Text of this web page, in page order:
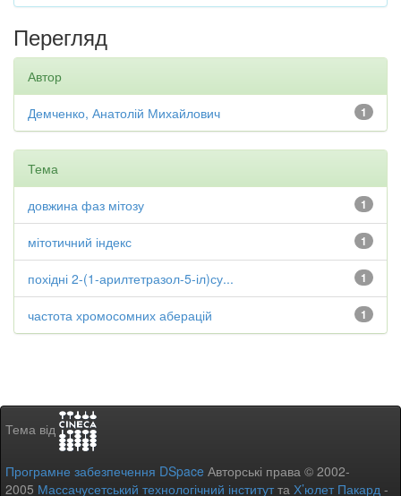
Перегляд
Автор
1
Демченко, Анатолій Михайлович
Тема
1
довжина фаз мітозу
1
мітотичний індекс
1
похідні 2-(1-арилтетразол-5-іл)су...
1
частота хромосомних аберацій
Тема від
Програмне забезпечення DSpace Авторські права © 2002-
2005 Массачусетський технологічний інститутта Х’юлет Пакард -